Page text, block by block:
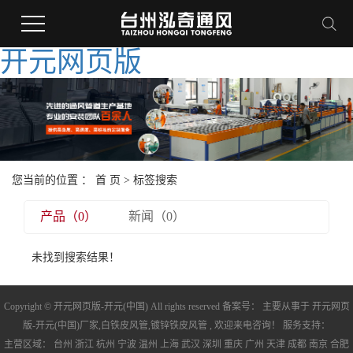
开元网页版
您当前的位置 ： 首 页 > 标签搜索
产品（0） 新闻（0）
未找到搜索结果！
Copyright © 开元网页版-开元(中国) All rights reserved 备案号： 主要从事于 开元网页
版-开元(中国)厂家, 白铁皮风管,镀锌铁皮风管 , 欢迎来电咨询！ 服务支持：
主营区域： 台州 浙江 杭州 宁波 温州 上海 武汉 深圳 重庆 广州 天津 成都 南京 合肥